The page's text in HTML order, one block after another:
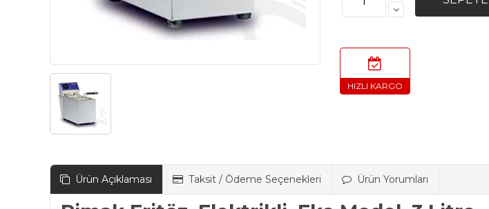
Ürün Açıklaması Taksit / Ödeme Seçenekleri Ürün Yorumları